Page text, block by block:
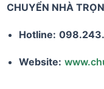
CHUYỂN NHÀ
Hotline:
Website: